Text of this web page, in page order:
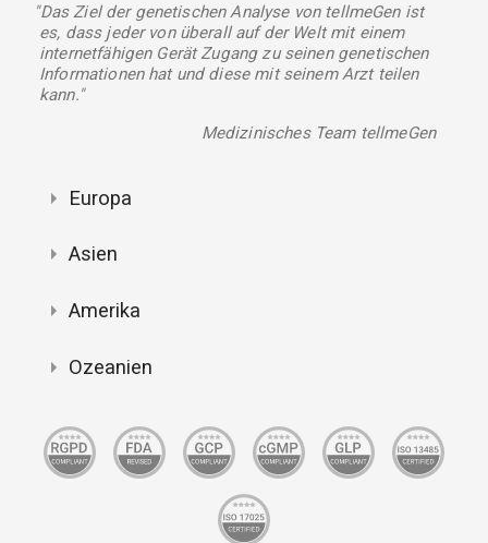
"Das Ziel der genetischen Analyse von tellmeGen ist
es, dass jeder von überall auf der Welt mit einem
internetfähigen Gerät Zugang zu seinen genetischen
Informationen hat und diese mit seinem Arzt teilen
kann."
Medizinisches Team tellmeGen
Europa
Asien
Amerika
Ozeanien